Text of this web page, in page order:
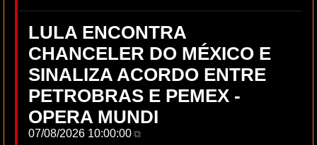
LULA ENCONTRA
CHANCELER DO MÉXICO E
SINALIZA ACORDO ENTRE
PETROBRAS E PEMEX -
OPERA MUNDI
07/08/2026 10:00:00⧉